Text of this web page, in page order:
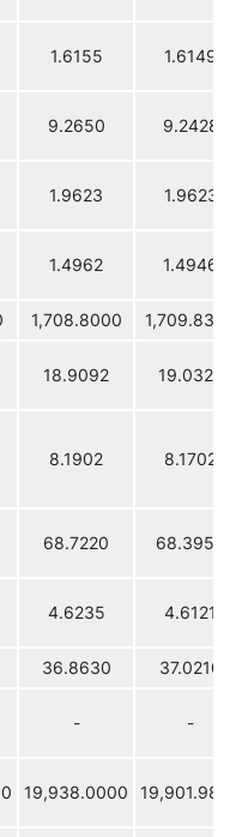
1.6155 1.6149
9.2650 9.2428
1.9623 1.9623
1.4962 1.4946
1,708.8000 1,709.8300
18.9092 19.0320
8.1902 8.1702
68.7220 68.3950
4.6235 4.6121
36.8630 37.0210
- -
19,938.0000 19,901.9800